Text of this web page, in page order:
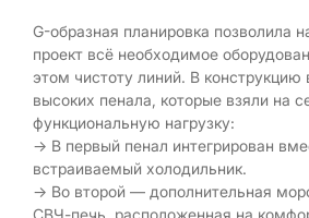
G-образная планировка позволила
проект всё необходимое
этом чистоту линий. В
высоких пенала, которые взяли на
функциональную нагрузку:
→ В первый пенал интегрирован
встраиваемый холодильник.
→ Во второй — дополнительная
СВЧ-печь, расположенная на